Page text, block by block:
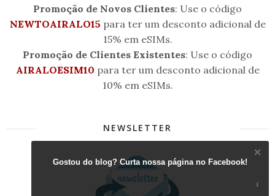
Promoção de Novos Clientes: Use o código
NEWTOAIRALO15 para ter um desconto adicional de
15% em eSIMs.
Promoção de Clientes Existentes: Use o código
AIRALOESIM10 para ter um desconto adicional de
10% em eSIMs.
NEWSLETTER
Gostou do blog? Curta nossa página no Facebook!